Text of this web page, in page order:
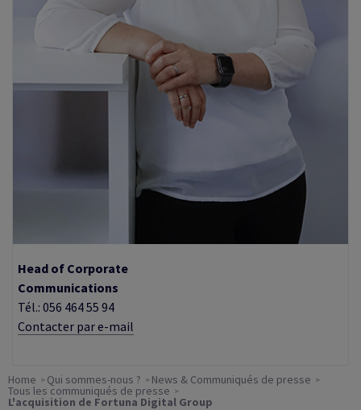
Head of Corporate
Communications
Tél.: 056 464 55 94
Contacter par e-mail
Home Qui sommes-nous ? News & Communiqués de presse
Tous les communiqués de presse
L'acquisition de Fortuna Digital Group